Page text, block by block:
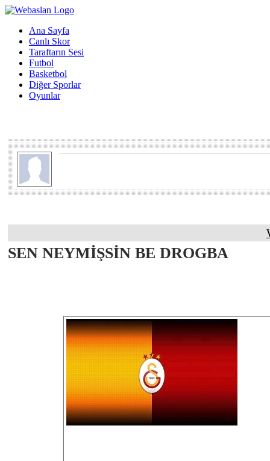
Ana Sayfa
Canlı Skor
Taraftarın Sesi
Futbol
Basketbol
Diğer Sporlar
Oyunlar
SEN NEYMİŞSİN BE DROGBA